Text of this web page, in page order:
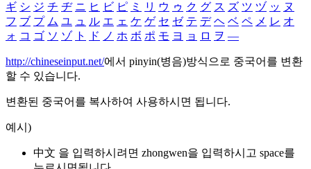
ギ シ ジ チ ヂ ニ ヒ ビ ピ ミ リ ウ ゥ ク グ ス ズ ツ ヅ ッ ヌ
フ ブ プ ム ユ ュ ル エ ェ ケ ゲ セ ゼ テ デ ヘ ベ ペ メ レ オ
ォ コ ゴ ソ ゾ ト ド ノ ホ ボ ポ モ ヨ ョ ロ ヲ ―
http://chineseinput.net/에서 pinyin(병음)방식으로 중국어를 변환
할 수 있습니다.
변환된 중국어를 복사하여 사용하시면 됩니다.
예시)
中文 을 입력하시려면 zhongwen을 입력하시고 space를